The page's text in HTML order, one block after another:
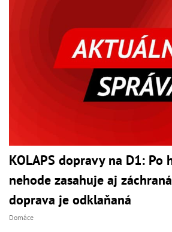
KOLAPS dopravy na D1: Po
nehode zasahuje aj
doprava je odklaňaná
Domáce